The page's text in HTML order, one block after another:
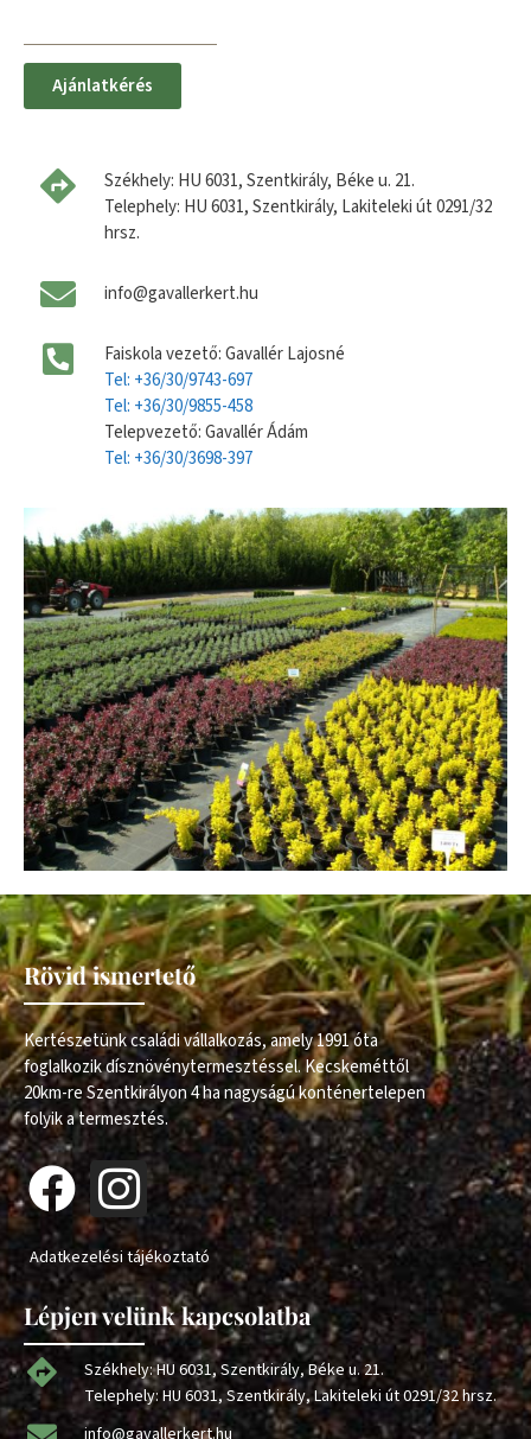
Ajánlatkérés
Székhely: HU 6031, Szentkirály, Béke u. 21.
Telephely: HU 6031, Szentkirály, Lakiteleki út 0291/32
hrsz.
info@gavallerkert.hu
Faiskola vezető: Gavallér Lajosné
Tel: +36/30/9743-697
Tel: +36/30/9855-458
Telepvezető: Gavallér Ádám
Tel: +36/30/3698-397
Rövid ismertető
Kertészetünk családi vállalkozás, amely 1991 óta
foglalkozik dísznövénytermesztéssel. Kecskeméttől
20km-re Szentkirályon 4 ha nagyságú konténertelepen
folyik a termesztés.
Adatkezelési tájékoztató
Lépjen velünk kapcsolatba
Székhely: HU 6031, Szentkirály, Béke u. 21.
Telephely: HU 6031, Szentkirály, Lakiteleki út 0291/32 hrsz.
info@gavallerkert.hu